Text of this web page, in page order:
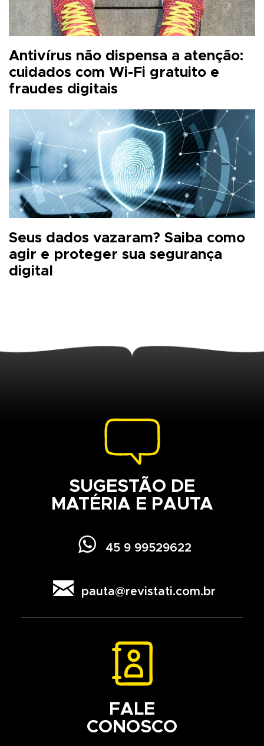
Antivírus não dispensa a atenção:
cuidados com Wi-Fi gratuito e
fraudes digitais
Seus dados vazaram? Saiba como
agir e proteger sua segurança
digital
SUGESTÃO DE
MATÉRIA E PAUTA
 45 9 99529622
 pauta@revistati.com.br
FALE
CONOSCO